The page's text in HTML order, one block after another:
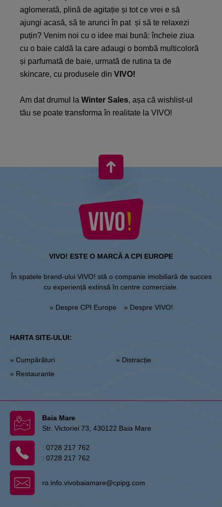
aglomerată, plină de agitație și tot ce vrei e să
ajungi acasă, să te arunci în pat și să te relaxezi
puțin? Venim noi cu o idee mai bună: încheie ziua
cu o baie caldă la care adaugi o bombă multicoloră
și parfumată de baie, urmată de rutina ta de
skincare, cu produsele din VIVO!
Am dat drumul la Winter Sales, așa că wishlist-ul
tău se poate transforma în realitate la VIVO!
VIVO! ESTE O MARCĂ A CPI EUROPE
În spatele brand-ului VIVO! stă o companie imobiliară de succes
cu experiență extinsă în centre comerciale.
» Despre CPI Europe » Despre VIVO!
HARTA SITE-ULUI:
» Cumpărături
» Restaurante
» Distracție
Baia Mare
Str. Victoriei 73, 430122 Baia Mare
: 0728 217 762
: 0728 217 762
ro.info.vivobaiamare@cpipg.com